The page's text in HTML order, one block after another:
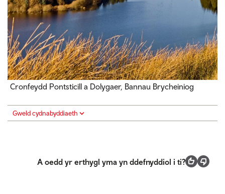
Cronfeydd Pontsticill a Dolygaer, Bannau Brycheiniog
Gweld cydnabyddiaeth
A oedd yr erthygl yma yn ddefnyddiol i ti?